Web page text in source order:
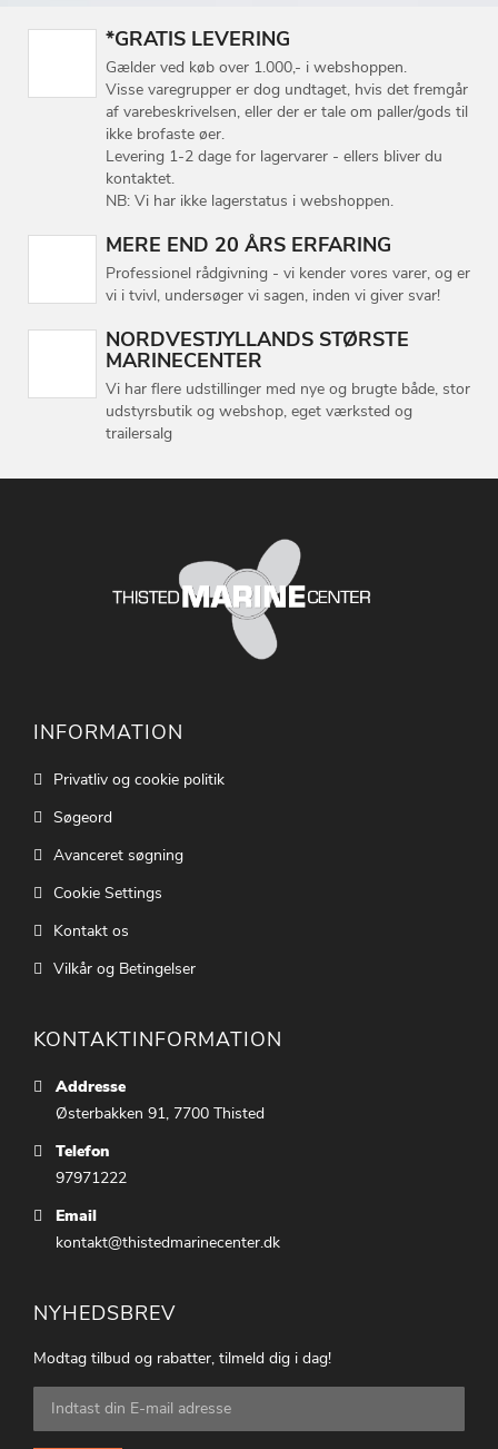
*GRATIS LEVERING
Gælder ved køb over 1.000,- i webshoppen.
Visse varegrupper er dog undtaget, hvis det fremgår
af varebeskrivelsen, eller der er tale om paller/gods til
ikke brofaste øer.
Levering 1-2 dage for lagervarer - ellers bliver du
kontaktet.
NB: Vi har ikke lagerstatus i webshoppen.
MERE END 20 ÅRS ERFARING
Professionel rådgivning - vi kender vores varer, og er
vi i tvivl, undersøger vi sagen, inden vi giver svar!
NORDVESTJYLLANDS STØRSTE
MARINECENTER
Vi har flere udstillinger med nye og brugte både, stor
udstyrsbutik og webshop, eget værksted og
trailersalg
INFORMATION
Privatliv og cookie politik
Søgeord
Avanceret søgning
Cookie Settings
Kontakt os
Vilkår og Betingelser
KONTAKTINFORMATION
Addresse
Østerbakken 91, 7700 Thisted
Telefon
97971222
Email
kontakt@thistedmarinecenter.dk
NYHEDSBREV
Modtag tilbud og rabatter, tilmeld dig i dag!
Tilmeld
dig
vores